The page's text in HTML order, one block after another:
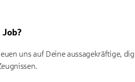
Job?
uns auf Deine aussagekräftige,